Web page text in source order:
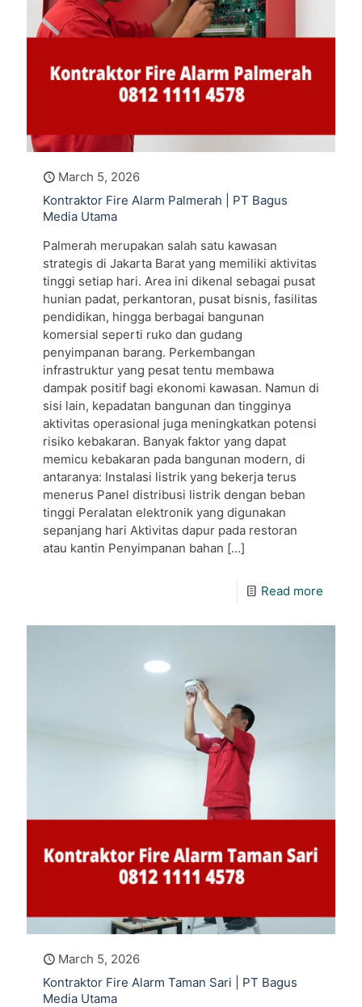
March 5, 2026
Kontraktor Fire Alarm Palmerah | PT Bagus
Media Utama
Palmerah merupakan salah satu kawasan
strategis di Jakarta Barat yang memiliki aktivitas
tinggi setiap hari. Area ini dikenal sebagai pusat
hunian padat, perkantoran, pusat bisnis, fasilitas
pendidikan, hingga berbagai bangunan
komersial seperti ruko dan gudang
penyimpanan barang. Perkembangan
infrastruktur yang pesat tentu membawa
dampak positif bagi ekonomi kawasan. Namun di
sisi lain, kepadatan bangunan dan tingginya
aktivitas operasional juga meningkatkan potensi
risiko kebakaran. Banyak faktor yang dapat
memicu kebakaran pada bangunan modern, di
antaranya: Instalasi listrik yang bekerja terus
menerus Panel distribusi listrik dengan beban
tinggi Peralatan elektronik yang digunakan
sepanjang hari Aktivitas dapur pada restoran
atau kantin Penyimpanan bahan […]
Read more
March 5, 2026
Kontraktor Fire Alarm Taman Sari | PT Bagus
Media Utama